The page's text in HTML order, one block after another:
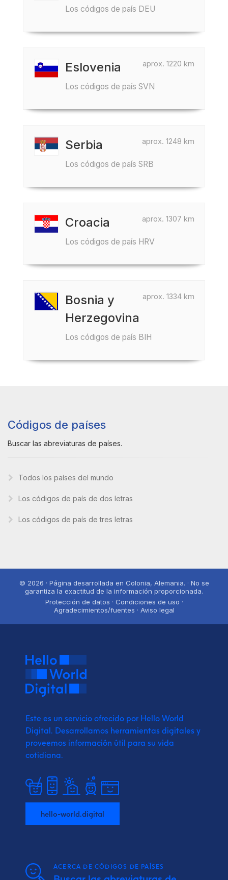
Los códigos de país DEU
aprox. 1220 km
Eslovenia
Los códigos de país SVN
aprox. 1248 km
Serbia
Los códigos de país SRB
aprox. 1307 km
Croacia
Los códigos de país HRV
aprox. 1334 km
Bosnia y
Herzegovina
Los códigos de país BIH
Códigos de países
Buscar las abreviaturas de países.
Todos los países del mundo
Los códigos de país de dos letras
Los códigos de país de tres letras
© 2026 · Página desarrollada en Colonia, Alemania. · No se
garantiza la exactitud de la información proporcionada.
Protección de datos · Condiciones de uso ·
Agradecimientos/fuentes · Aviso legal
Este es un servicio ofrecido por Hello World
Digital. Desarrollamos herramientas digitales y
proveemos información útil para su vida
cotidiana.
hello-world.digital
ACERCA DE CÓDIGOS DE PAÍSES